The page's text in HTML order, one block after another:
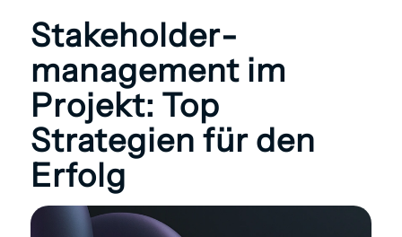
Stakeholder­
management im
Projekt: Top
Strategien für den
Erfolg